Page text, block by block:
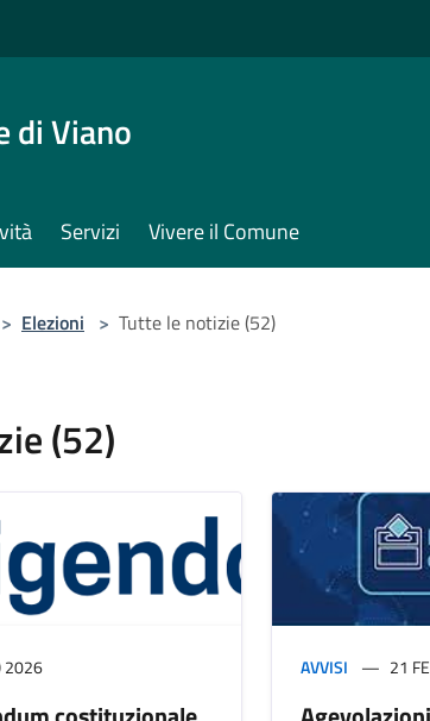
di Viano
Servizi Vivere il Comune
> Elezioni > Tutte le notizie (52)
(52)
2026 AVVISI 21